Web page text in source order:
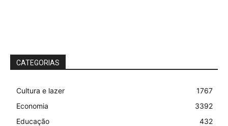
CATEGORIAS
Cultura e lazer
1767
Economia
3392
Educação
432